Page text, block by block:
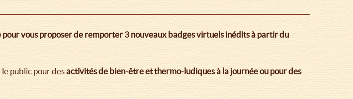
vous proposer de remporter 3 nouveaux badges virtuels inédits à partir du
public pour desactivités de bien-être et thermo-ludiques à la journée ou pour des